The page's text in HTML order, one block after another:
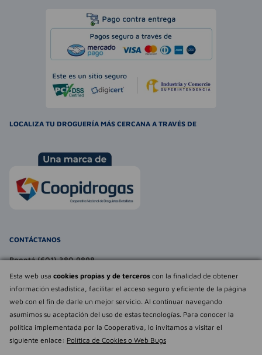
Esta web usa cookies propias y de terceros con la finalidad de obtener
información estadística, facilitar el acceso seguro y eficiente de la página
web con el fin de darle un mejor servicio. Al continuar navegando
asumimos su aceptación del uso de estas tecnologías. Para conocer la
política implementada por la Cooperativa, lo invitamos a visitar el
siguiente enlace: Política de Cookies o Web Bugs
Déjanos tu
opinión
LOCALIZA TU DROGUERÍA MÁS CERCANA A TRAVÉS DE
CONTÁCTANOS
Bogotá (601) 380 9898
atencionalcliente@farmaexpress.com
TE PUEDE INTERESAR
NOSOTROS
Empowered by